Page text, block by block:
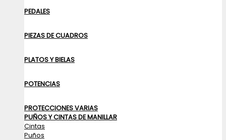
PEDALES
PIEZAS DE CUADROS
PLATOS Y BIELAS
POTENCIAS
PROTECCIONES VARIAS
PUÑOS Y CINTAS DE MANILLAR
Cintas
Puños